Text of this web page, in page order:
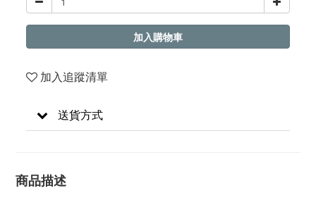
加入購物車
加入追蹤清單
送貨方式
商品描述